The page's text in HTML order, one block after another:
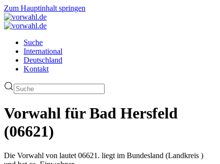
Zum Hauptinhalt springen
Suche
International
Deutschland
Kontakt
Vorwahl für Bad Hersfeld
(06621)
Die Vorwahl von lautet 06621. liegt im Bundesland (Landkreis )